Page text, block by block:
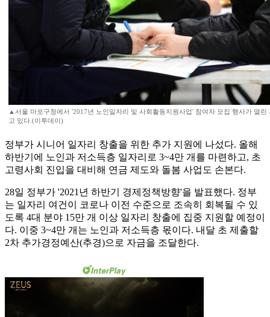
▲서울 마포구청에서 '2017년 노인일자리 및 사회활동지원사업' 참여자 모집 행사가 열린
고 있다.(이투데이)
정부가 시니어 일자리 창출을 위한 추가 지원에 나섰다. 올해
하반기에 노인과 저소득층 일자리로 3~4만 개를 마련하고, 초
고령사회 진입을 대비해 연금 제도와 돌봄 사업도 손본다.
28일 정부가 '2021년 하반기 경제정책방향'을 발표했다. 정부
는 일자리 여건이 코로나 이전 수준으로 조속히 회복될 수 있
도록 4대 분야 15만 개 이상 일자리 창출에 집중 지원할 예정이
다. 이중 3~4만 개는 노인과 저소득층 몫이다. 내달 초 제출할
2차 추가경정예산(추경)으로 자금을 조달한다.